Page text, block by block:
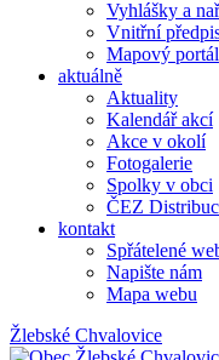
Vyhlášky a
Vnitřní
Mapový portál
aktuálně
Aktuality
Kalendář akcí
Akce v okolí
Fotogalerie
Spolky v obci
ČEZ
kontakt
Spřátelené
Napište nám
Mapa webu
Žlebské Chvalovice